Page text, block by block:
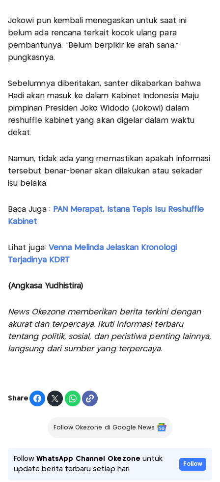
Jokowi pun kembali menegaskan untuk saat ini
belum ada rencana terkait kocok ulang para
pembantunya. "Belum berpikir ke arah sana,"
pungkasnya.
Sebelumnya diberitakan, santer dikabarkan bahwa
Hadi akan masuk ke dalam Kabinet Indonesia Maju
pimpinan Presiden Joko Widodo (Jokowi) dalam
reshuffle kabinet yang akan digelar dalam waktu
dekat.
Namun, tidak ada yang memastikan apakah informasi
tersebut benar-benar akan dilakukan atau sekadar
isu belaka.
Baca Juga : PAN Merapat, Istana Tepis Isu Reshuffle
Kabinet
Lihat juga: Venna Melinda Jelaskan Kronologi
Terjadinya KDRT
(Angkasa Yudhistira)
News Okezone memberikan berita terkini dengan
akurat dan terpercaya. Ikuti informasi terbaru
tentang politik, sosial, dan peristiwa penting lainnya,
langsung dari sumber yang terpercaya.
Share
Follow Okezone di Google News
FollowWhatsApp Channel Okezone untuk
update berita terbaru setiap hari
Follow